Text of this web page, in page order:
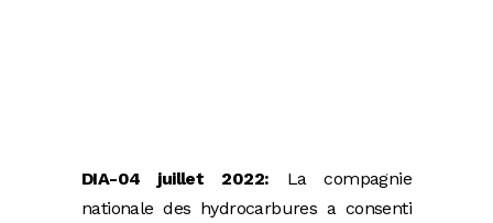
DIA-04 juillet 2022: La compagnie
nationale des hydrocarbures a consenti